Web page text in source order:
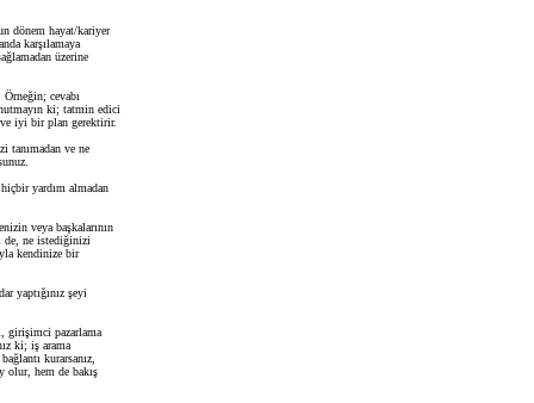
dönem hayat/kariyer
karşılamaya
üzerine
cevabı
ki; tatmin edici
iyi bir plan gerektirir.
tanımadan ve ne
yardım almadan
veya başkalarının
de, ne istediğinizi
kendinize bir
yaptığınız şeyi
girişimci pazarlama
ki; iş arama
kurarsanız,
olur, hem de bakış